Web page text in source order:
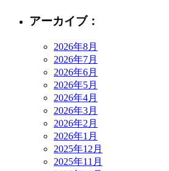
アーカイブ：
2026年8月
2026年7月
2026年6月
2026年5月
2026年4月
2026年3月
2026年2月
2026年1月
2025年12月
2025年11月